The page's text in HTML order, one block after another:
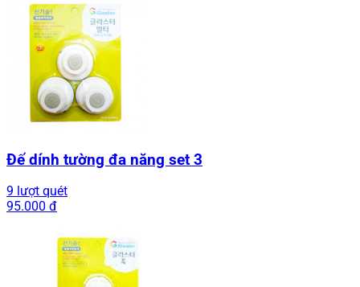
Đế dính tường đa năng set 3
9 lượt quét
95.000 đ